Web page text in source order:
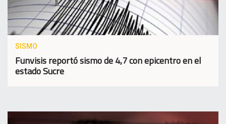
SISMO
Funvisis reportó sismo de 4,7 con epicentro en el
estado Sucre